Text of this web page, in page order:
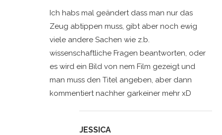
Ich habs mal geändert dass man nur das
Zeug abtippen muss, gibt aber noch ewig
viele andere Sachen wie z.b.
wissenschaftliche Fragen beantworten, oder
es wird ein Bild von nem Film gezeigt und
man muss den Titel angeben, aber dann
kommentiert nachher garkeiner mehr xD
JESSICA